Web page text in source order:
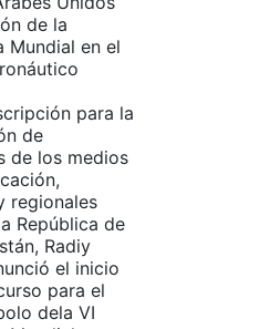
de la
Mundial en el
para la
de
de los medios
regionales
República de
Radiy
el inicio
para el
dela VI